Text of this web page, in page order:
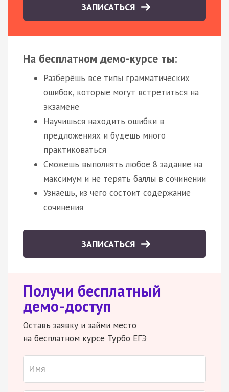
ЗАПИСАТЬСЯ
На бесплатном демо-курсе ты:
Разберёшь все типы грамматических
ошибок, которые могут встретиться на
экзамене
Научишься находить ошибки в
предложениях и будешь много
практиковаться
Сможешь выполнять любое 8 задание на
максимум и не терять баллы в сочинении
Узнаешь, из чего состоит содержание
сочинения
ЗАПИСАТЬСЯ
Получи бесплатный
демо-доступ
Оставь заявку и займи место
на бесплатном курсе Турбо ЕГЭ